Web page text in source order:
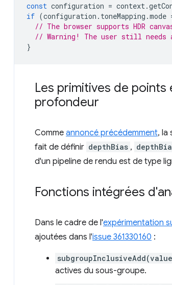
const configuration = context.
if (configuration . toneMapping .mode
// The browser supports HDR
// Warning! The user still needs
}
Les primitives de
profondeur
Comme annoncé précédemment, la
fait de définir depthBias ,
d'un pipeline de rendu est de type
Fonctions intégrées
Dans le cadre de l'expérimentation
ajoutées dans l'issue 361330160 :
actives du sous-groupe.